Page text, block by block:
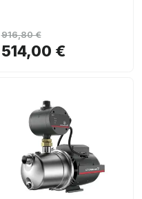
514,00 €
916,80 €